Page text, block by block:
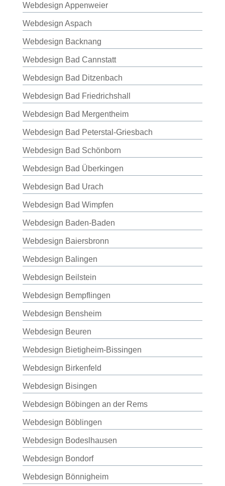
Webdesign Appenweier
Webdesign Aspach
Webdesign Backnang
Webdesign Bad Cannstatt
Webdesign Bad Ditzenbach
Webdesign Bad Friedrichshall
Webdesign Bad Mergentheim
Webdesign Bad Peterstal-Griesbach
Webdesign Bad Schönborn
Webdesign Bad Überkingen
Webdesign Bad Urach
Webdesign Bad Wimpfen
Webdesign Baden-Baden
Webdesign Baiersbronn
Webdesign Balingen
Webdesign Beilstein
Webdesign Bempflingen
Webdesign Bensheim
Webdesign Beuren
Webdesign Bietigheim-Bissingen
Webdesign Birkenfeld
Webdesign Bisingen
Webdesign Böbingen an der Rems
Webdesign Böblingen
Webdesign Bodeslhausen
Webdesign Bondorf
Webdesign Bönnigheim